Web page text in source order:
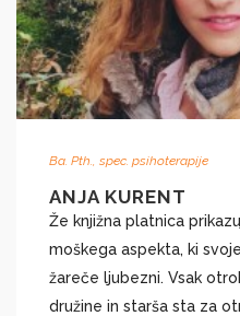
Ba. Pth., spec. psihoterapije
ANJA KURENT
Že knjižna platnica
moškega aspekta, ki
žareče ljubezni. Vsak
družine in starša sta za